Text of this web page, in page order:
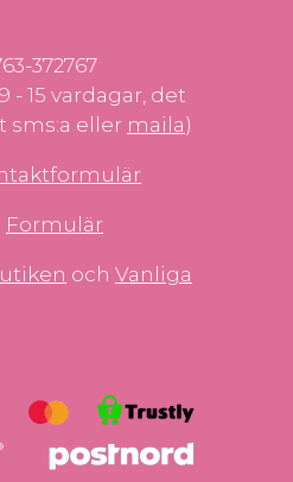
372767
- 15 vardagar, det
sms:a eller maila)
Formulär
och Vanliga